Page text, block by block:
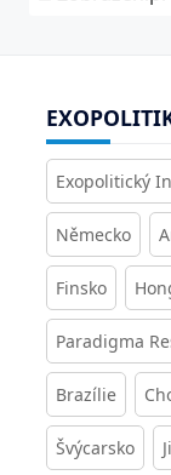
Exopolitický
Německo
Finsko
Paradigma
Brazílie
Švýcarsko